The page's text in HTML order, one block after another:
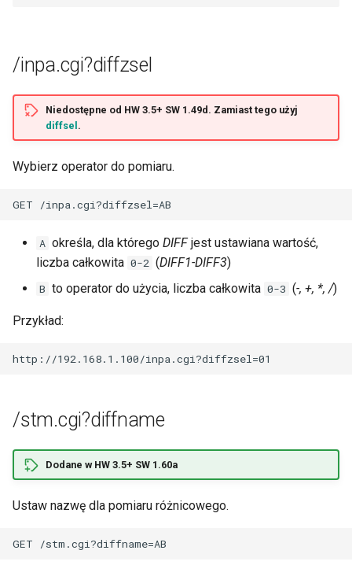
/inpa.cgi?diffzsel
Niedostępne od HW 3.5+ SW 1.49d. Zamiast tego użyj
diffsel.
Wybierz operator do pomiaru.
A określa, dla którego DIFFjest ustawiana wartość,
liczba całkowita 0-2 (DIFF1-DIFF3)
B to operator do użycia, liczba całkowita 0-3 (-, +, *, /)
Przykład:
/stm.cgi?diffname
Dodane w HW 3.5+ SW 1.60a
Ustaw nazwę dla pomiaru różnicowego.